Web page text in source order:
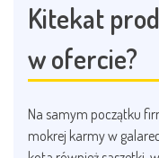
Kitekat
w ofercie?
Na samym początku
mokrej karmy w